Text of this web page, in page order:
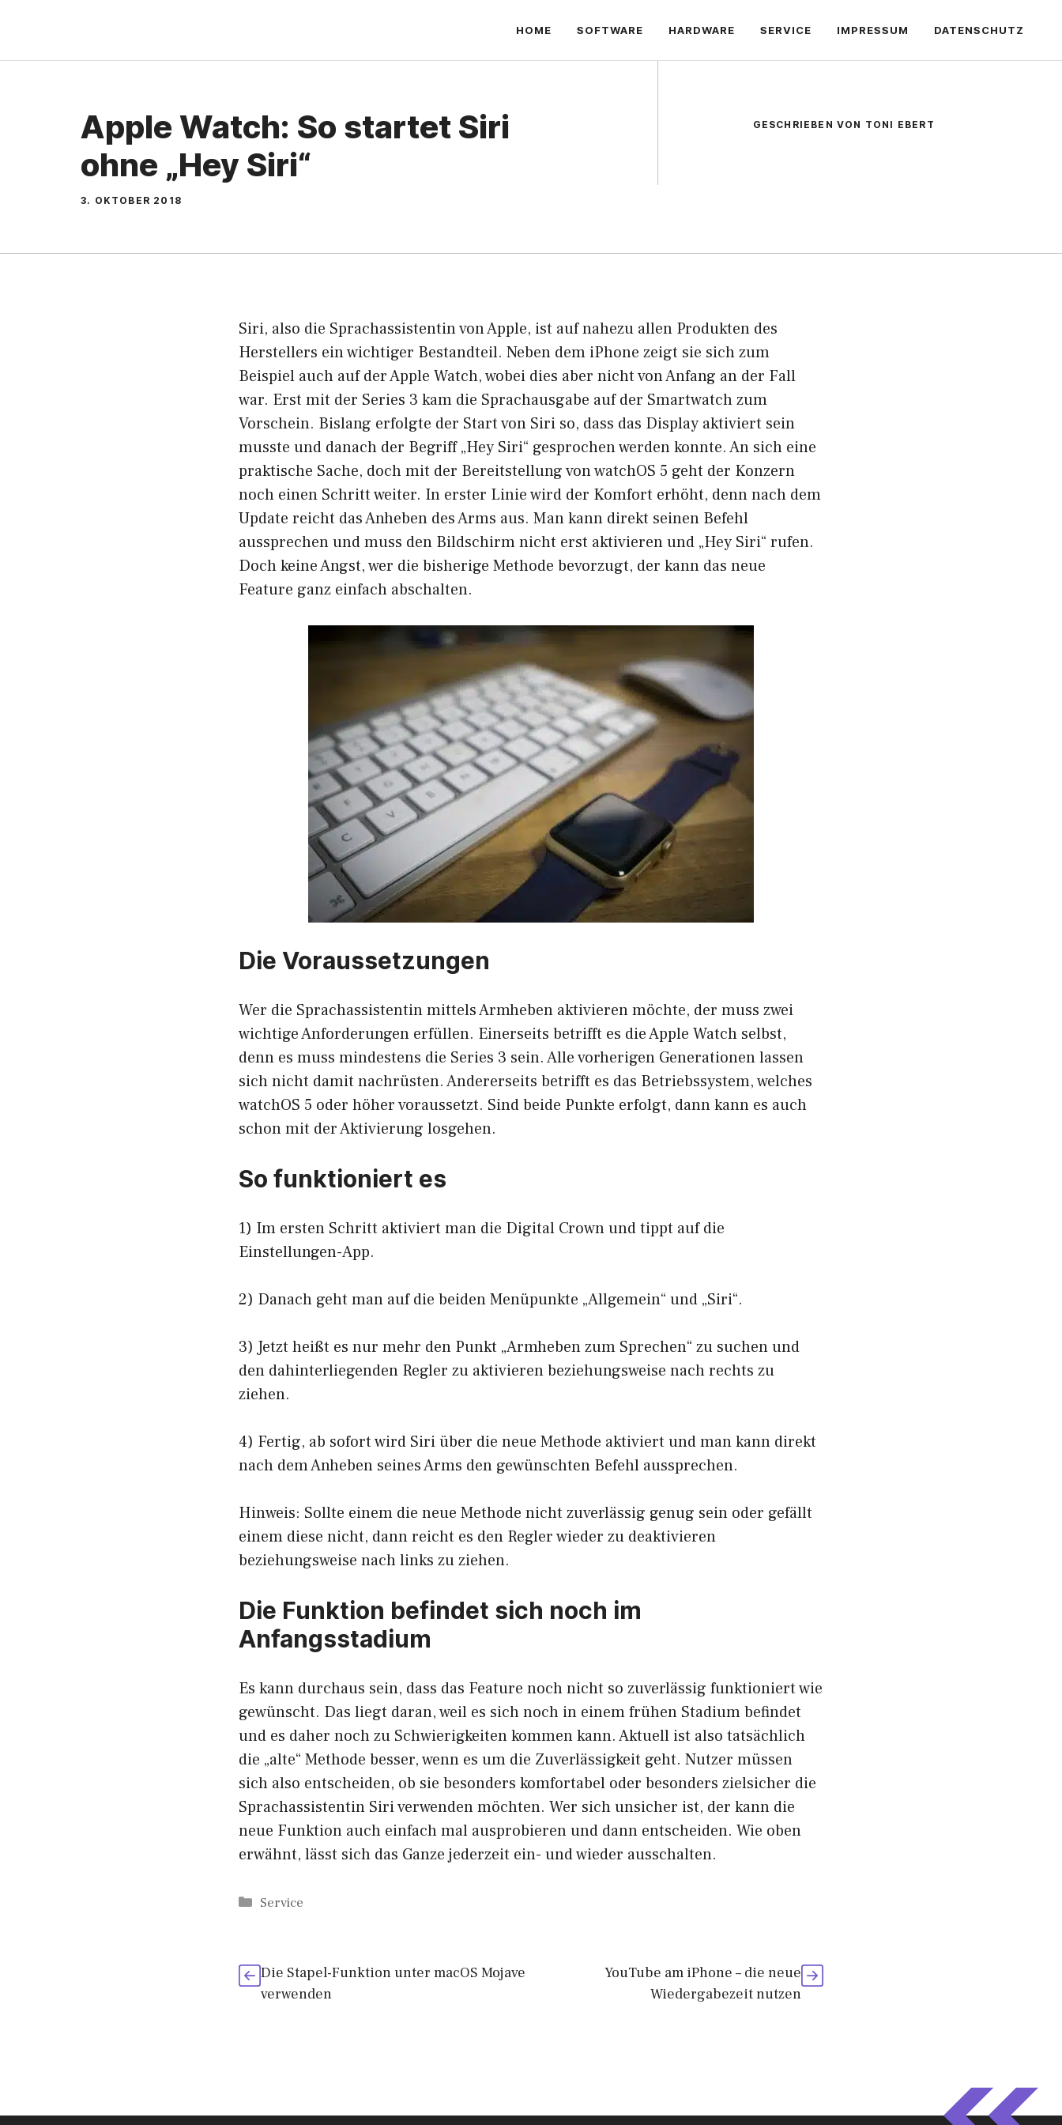
springen
HOME SOFTWARE HARDWARE SERVICE IMPRESSUM DATENSCHUTZ
Apple Watch: So startet Siri
ohne „Hey Siri“
3. OKTOBER 2018
GESCHRIEBEN VON TONI EBERT
Siri, also die Sprachassistentin von Apple, ist auf nahezu allen Produkten des
Herstellers ein wichtiger Bestandteil. Neben dem iPhone zeigt sie sich zum
Beispiel auch auf der Apple Watch, wobei dies aber nicht von Anfang an der Fall
war. Erst mit der Series 3 kam die Sprachausgabe auf der Smartwatch zum
Vorschein. Bislang erfolgte der Start von Siri so, dass das Display aktiviert sein
musste und danach der Begriff „Hey Siri“ gesprochen werden konnte. An sich eine
praktische Sache, doch mit der Bereitstellung von watchOS 5 geht der Konzern
noch einen Schritt weiter. In erster Linie wird der Komfort erhöht, denn nach dem
Update reicht das Anheben des Arms aus. Man kann direkt seinen Befehl
aussprechen und muss den Bildschirm nicht erst aktivieren und „Hey Siri“ rufen.
Doch keine Angst, wer die bisherige Methode bevorzugt, der kann das neue
Feature ganz einfach abschalten.
Die Voraussetzungen
Wer die Sprachassistentin mittels Armheben aktivieren möchte, der muss zwei
wichtige Anforderungen erfüllen. Einerseits betrifft es die Apple Watch selbst,
denn es muss mindestens die Series 3 sein. Alle vorherigen Generationen lassen
sich nicht damit nachrüsten. Andererseits betrifft es das Betriebssystem, welches
watchOS 5 oder höher voraussetzt. Sind beide Punkte erfolgt, dann kann es auch
schon mit der Aktivierung losgehen.
So funktioniert es
1) Im ersten Schritt aktiviert man die Digital Crown und tippt auf die
Einstellungen-App.
2) Danach geht man auf die beiden Menüpunkte „Allgemein“ und „Siri“.
3) Jetzt heißt es nur mehr den Punkt „Armheben zum Sprechen“ zu suchen und
den dahinterliegenden Regler zu aktivieren beziehungsweise nach rechts zu
ziehen.
4) Fertig, ab sofort wird Siri über die neue Methode aktiviert und man kann direkt
nach dem Anheben seines Arms den gewünschten Befehl aussprechen.
Hinweis: Sollte einem die neue Methode nicht zuverlässig genug sein oder gefällt
einem diese nicht, dann reicht es den Regler wieder zu deaktivieren
beziehungsweise nach links zu ziehen.
Die Funktion befindet sich noch im
Anfangsstadium
Es kann durchaus sein, dass das Feature noch nicht so zuverlässig funktioniert wie
gewünscht. Das liegt daran, weil es sich noch in einem frühen Stadium befindet
und es daher noch zu Schwierigkeiten kommen kann. Aktuell ist also tatsächlich
die „alte“ Methode besser, wenn es um die Zuverlässigkeit geht. Nutzer müssen
sich also entscheiden, ob sie besonders komfortabel oder besonders zielsicher die
Sprachassistentin Siri verwenden möchten. Wer sich unsicher ist, der kann die
neue Funktion auch einfach mal ausprobieren und dann entscheiden. Wie oben
erwähnt, lässt sich das Ganze jederzeit ein- und wieder ausschalten.
Kategorien
Service
Die Stapel-Funktion unter macOS Mojave
verwenden
YouTube am iPhone – die neue
Wiedergabezeit nutzen